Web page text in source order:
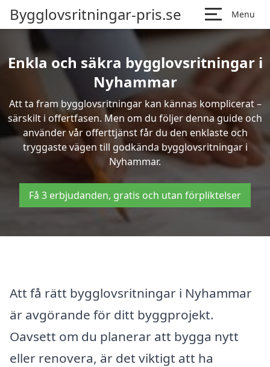
Bygglovsritningar-pris.se Menu
Enkla och säkra bygglovsritningar i
Nyhammar
Att ta fram bygglovsritningar kan kännas komplicerat –
särskilt i offertfasen. Men om du följer denna guide och
använder vår offerttjänst får du den enklaste och
tryggaste vägen till godkända bygglovsritningar i
Nyhammar.
Få 3 erbjudanden, gratis och utan förpliktelser
Att få rätt bygglovsritningar i Nyhammar
är avgörande för ditt byggprojekt.
Oavsett om du planerar att bygga nytt
eller renovera, är det viktigt att ha